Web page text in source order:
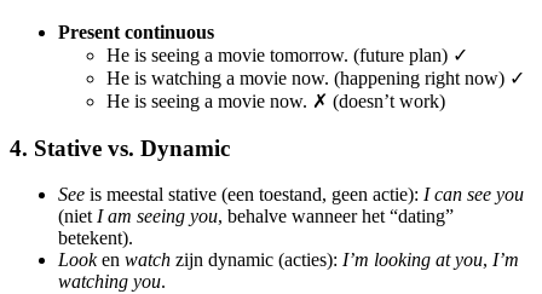
Present continuous
He is seeing a movie tomorrow. (future plan) ✓
He is watching a movie now. (happening right now) ✓
He is seeing a movie now. ✗ (doesn’t work)
4. Stative vs. Dynamic
See is meestal stative (een toestand, geen actie): I can see you
(niet I am seeing you, behalve wanneer het “dating”
betekent).
Looken watch zijn dynamic (acties): I’m looking at you, I’m
watching you.